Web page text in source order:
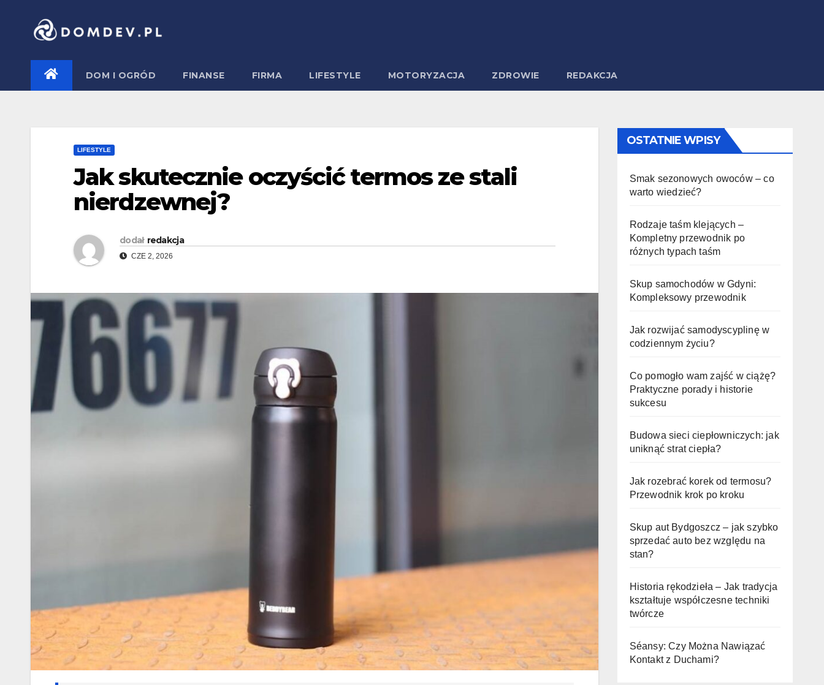
DOM I OGRÓD FINANSE FIRMA LIFESTYLE MOTORYZACJA ZDROWIE REDAKCJA
LIFESTYLE
Jak skutecznie oczyścić termos ze stali
nierdzewnej?
dodał redakcja
CZE 2, 2026
OSTATNIE WPISY
Smak sezonowych owoców – co
warto wiedzieć?
Rodzaje taśm klejących –
Kompletny przewodnik po
różnych typach taśm
Skup samochodów w Gdyni:
Kompleksowy przewodnik
Jak rozwijać samodyscyplinę w
codziennym życiu?
Co pomogło wam zajść w ciążę?
Praktyczne porady i historie
sukcesu
Budowa sieci ciepłowniczych: jak
uniknąć strat ciepła?
Jak rozebrać korek od termosu?
Przewodnik krok po kroku
Skup aut Bydgoszcz – jak szybko
sprzedać auto bez względu na
stan?
Historia rękodzieła – Jak tradycja
kształtuje współczesne techniki
twórcze
Séansy: Czy Można Nawiązać
Kontakt z Duchami?